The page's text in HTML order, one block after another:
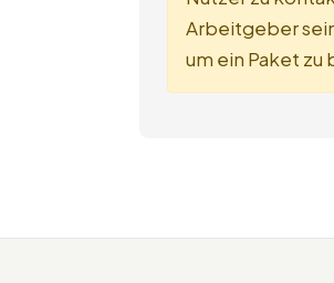
Arbeitgeber
um ein Paket zu